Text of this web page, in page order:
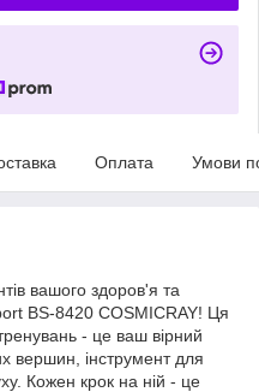
Оплата Умови
вашого здоров'я та
BS-8420 COSMICRAY! Ця
- це ваш вірний
вершин, інструмент для
Кожен крок на ній - це